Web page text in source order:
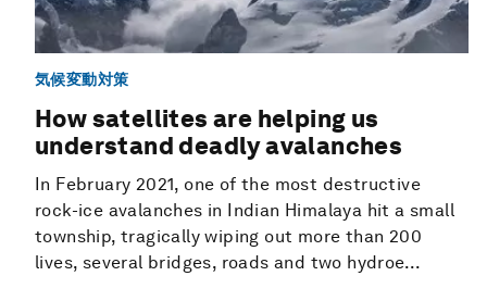
気候変動対策
How satellites are helping us
understand deadly avalanches
In February 2021, one of the most destructive
rock-ice avalanches in Indian Himalaya hit a small
township, tragically wiping out more than 200
lives, several bridges, roads and two hydroe...